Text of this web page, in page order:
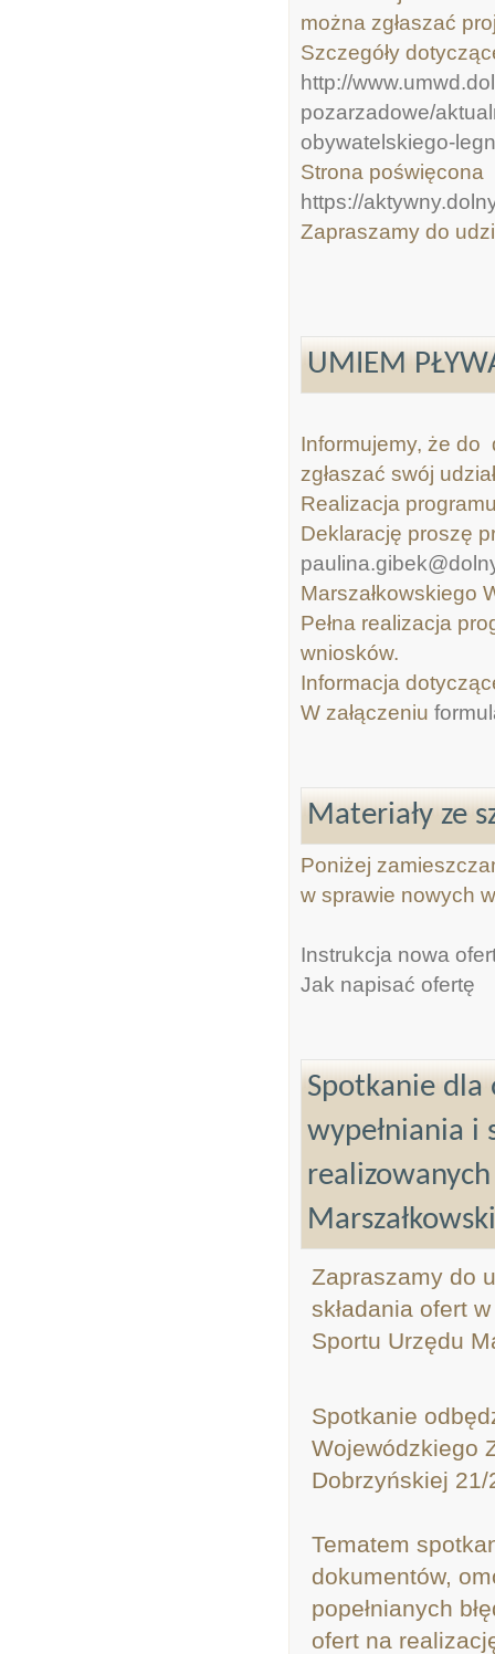
można zgłaszać
Szczegóły
http://
pozarzadowe/
obywatelskiego-
Strona poświęcona
https://
Zapraszamy do
UMIEM
Informujemy, że do
zgłaszać swój
Realizacja
Deklarację proszę
Marszałkowskiego
Pełna realizacja
wniosków.
Informacja
W załączeniu
Materiały ze
Poniżej
w sprawie nowych
Instrukcja nowa
Jak napisać ofertę
Spotkanie dla
wypełniania i
Zapraszamy do
składania ofert
Sportu Urzędu
Spotkanie
Wojewódzkiego
Dobrzyńskiej 21/
Tematem
dokumentów,
popełnianych
ofert na